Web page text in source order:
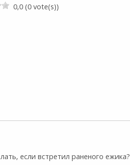
0,0 (0 vote(s))
если встретил раненого ежика?